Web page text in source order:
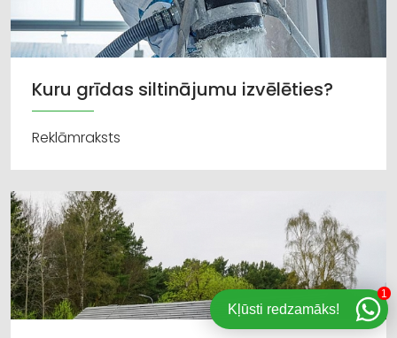
Kuru grīdas siltinājumu izvēlēties?
Reklāmraksts
Kļūsti redzamāks!
1